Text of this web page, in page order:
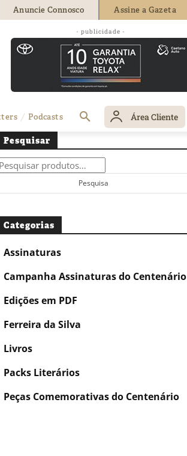
Anuncie Connosco Assine a Gazeta
- publicidade -
Podcasts Área Cliente
Pesquisar
Pesquisar
Pesquisa
Categorias
Assinaturas
Campanha Assinaturas do Centenário
Edições em PDF
Ferreira da Silva
Livros
Packs Literários
Peças Comemorativas do Centenário